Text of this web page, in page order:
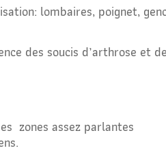
lombaires, poignet,
des soucis d’arthrose et
zones assez parlantes